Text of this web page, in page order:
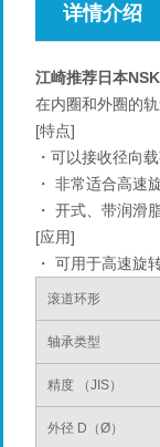
详情介绍
江崎推荐日本
在内圈和外圈的
[特点]
・可以接收径向
・ 非常适合高速
・ 开式、带润滑
[应用]
・ 可用于高速旋
滚道环形
轴承类型
精度 （JIS）
外径 D（Ø）